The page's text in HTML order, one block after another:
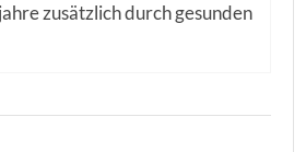
zusätzlich durch gesunden